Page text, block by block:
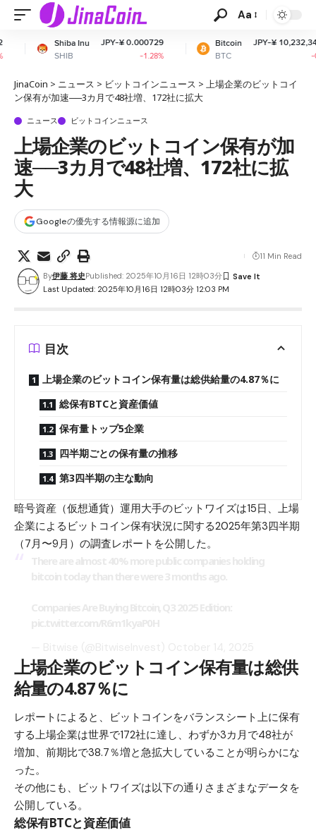
Aa
JPY-¥ 0.000729
-1.28%
Bitcoin
BTC
JPY-¥ 10,232,342.56
JinaCoin > ニュース > ビットコインニュース > 上場企業のビットコイ
ン保有が加速──3カ月で48社増、172社に拡大
ニュース ビットコインニュース
上場企業のビットコイン保有が加
速──3カ月で48社増、172社に拡
大
Googleの優先する情報源に追加
Last Updated: 2025年10月16日 12時03分 12:03 PM
By伊藤 将史Published: 2025年10月16日 12時03分
11 Min Read
目次
上場企業のビットコイン保有量は総供給量の4.87％に
総保有BTCと資産価値
保有量トップ5企業
四半期ごとの保有量の推移
第3四半期の主な動向
暗号資産（仮想通貨）運用大手のビットワイズは15日、上場
企業による ビットコイン保有状況に関する2025年第3四半期
（7月〜9月）の調査レポートを公開した。
上場企業のビットコイン保有量は総供
給量の4.87％に
レポートによると、ビットコインをバランスシート上に保有
する上場企業は世界で172社に達し、わずか3カ月で48社が
増加、前期比で38.7％増と急拡大していることが明らかにな
った。
その他にも、ビットワイズは以下の通りさまざまなデータを
公開している。
総保有BTCと資産価値